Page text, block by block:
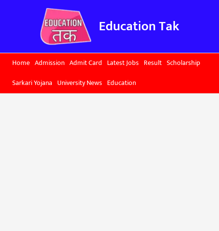
Education Tak
Home Admission Admit Card Latest Jobs Result Scholarship
Sarkari Yojana University News Education